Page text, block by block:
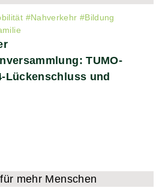
#Nahverkehr #Bildung
TUMO-
Lückenschluss und